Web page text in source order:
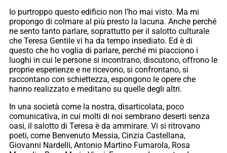
Io purtroppo questo edificio non l’ho mai visto. Ma mi
propongo di colmare al più presto la lacuna. Anche perché
ne sento tanto parlare, soprattutto per il salotto culturale
che Teresa Gentile vi ha da tempo insediato. Ed è di
questo che ho voglia di parlare, perché mi piacciono i
luoghi in cui le persone si incontrano, discutono, offrono le
proprie esperienze e ne ricevono, si confrontano, si
raccontano con schiettezza, espongono le opere che
hanno realizzato e meditano su quelle degli altri.
In una società come la nostra, disarticolata, poco
comunicativa, in cui molti di noi sembrano deserti senza
oasi, il salotto di Teresa è da ammirare. Vi si ritrovano
poeti, come Benvenuto Messia, Cinzia Castellana,
Giovanni Nardelli, Antonio Martino Fumarola, Rosa